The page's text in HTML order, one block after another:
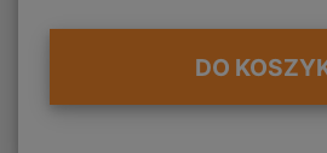
DO